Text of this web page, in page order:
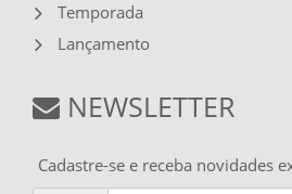
Temporada
Lançamento
NEWSLETTER
Cadastre-se e receba novidades